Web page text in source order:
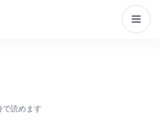
で読めます